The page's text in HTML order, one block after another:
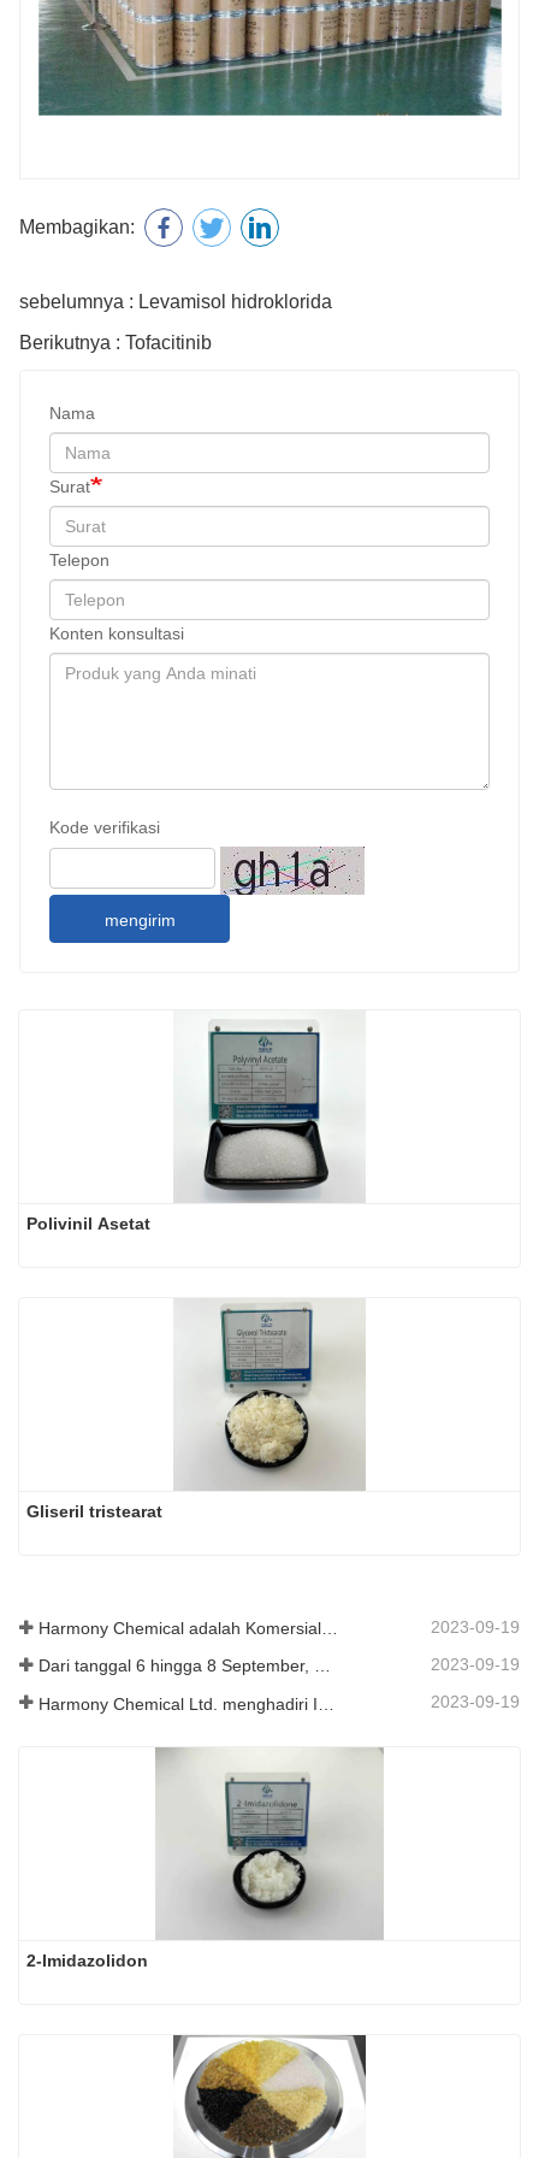
Membagikan:
sebelumnya : Levamisol hidroklorida
Berikutnya : Tofacitinib
Nama
Surat
Telepon
Konten konsultasi
Kode verifikasi
mengirim
Polivinil Asetat
Gliseril tristearat
2023-09-19
Dari tanggal 6 hingga 8 September, Harmony Chemical Ltd. diundang untuk mengadakan pameran di Coatings Trends and Technology Summit (CTT). 2023-09-19
2023-09-19
2-Imidazolidon